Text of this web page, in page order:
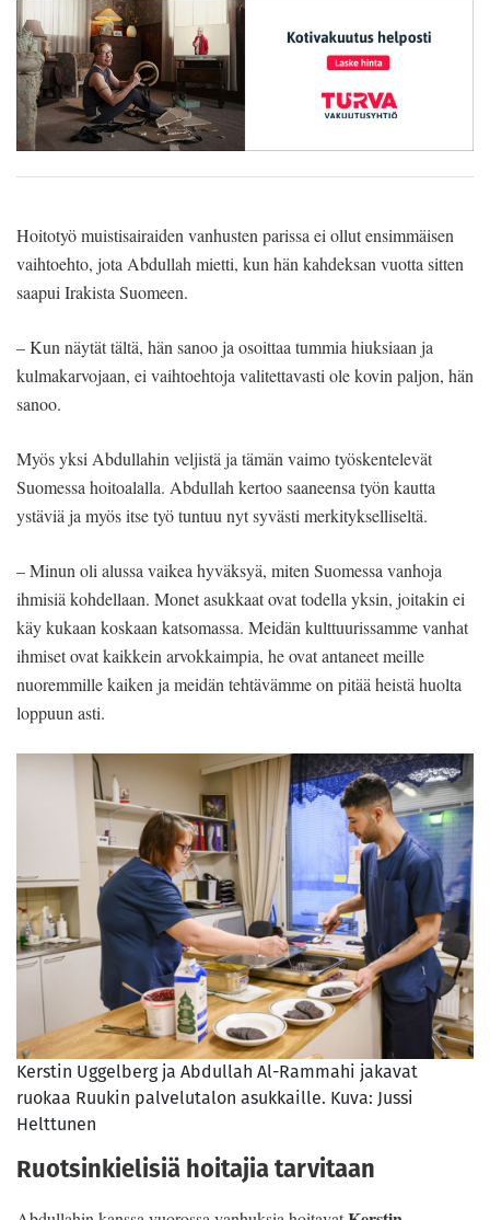
Hoitotyö muistisairaiden vanhusten parissa ei ollut ensimmäisen
vaihtoehto, jota Abdullah mietti, kun hän kahdeksan vuotta sitten
saapui Irakista Suomeen.
– Kun näytät tältä, hän sanoo ja osoittaa tummia hiuksiaan ja
kulmakarvojaan, ei vaihtoehtoja valitettavasti ole kovin paljon, hän
sanoo.
Myös yksi Abdullahin veljistä ja tämän vaimo työskentelevät
Suomessa hoitoalalla. Abdullah kertoo saaneensa työn kautta
ystäviä ja myös itse työ tuntuu nyt syvästi merkitykselliseltä.
– Minun oli alussa vaikea hyväksyä, miten Suomessa vanhoja
ihmisiä kohdellaan. Monet asukkaat ovat todella yksin, joitakin ei
käy kukaan koskaan katsomassa. Meidän kulttuurissamme vanhat
ihmiset ovat kaikkein arvokkaimpia, he ovat antaneet meille
nuoremmille kaiken ja meidän tehtävämme on pitää heistä huolta
loppuun asti.
Kerstin Uggelberg ja Abdullah Al-Rammahi jakavat
ruokaa Ruukin palvelutalon asukkaille. Kuva: Jussi
Helttunen
Ruotsinkielisiä hoitajia tarvitaan